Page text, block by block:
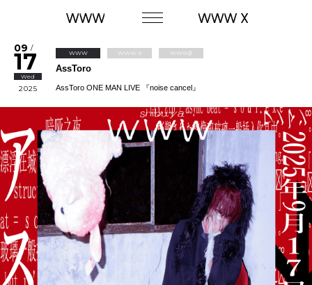
09 /
17
Wed
2025
WWW WWW X WWWβ
AssToro
AssToro ONE MAN LIVE 『noise cancel』